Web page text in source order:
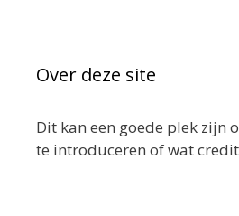
Over deze site
Dit kan een goede plek zijn
te introduceren of wat